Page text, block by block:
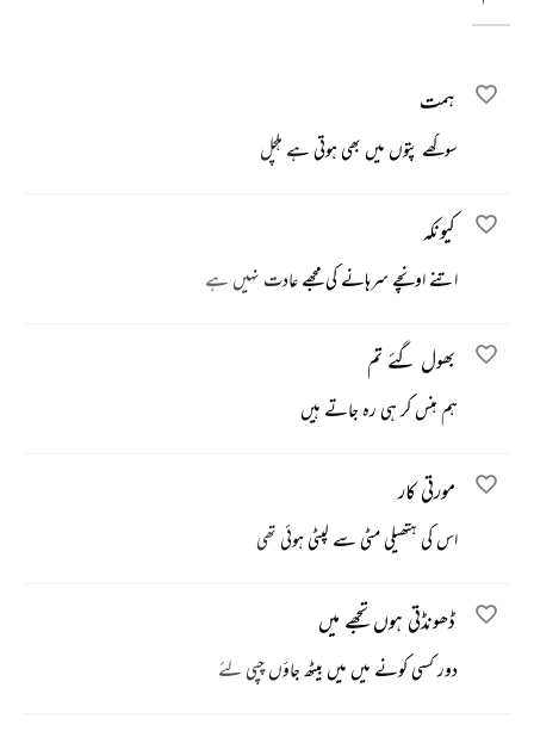
ہمت
سوکھے پتوں میں بھی ہوتی ہے ہلچل
کیونکہ
اتنے اونچے سرہانے کی مجھے عادت نہیں ہے
بھول گئے تم
ہم ہنس کر ہی رہ جاتے ہیں
مورتی کار
اس کی ہتھیلی مٹی سے لپٹی ہوئی تھی
ڈھونڈتی ہوں تجھے میں
دور کسی کونے میں میں بیٹھ جاؤں چپی لئے